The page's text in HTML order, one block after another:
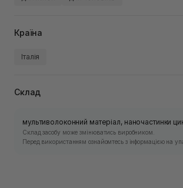
Країна
Італія
Склад
мультиволоконний матеріал, наночастинки
Склад засобу може змінюватись виробником.
Перед використанням ознайомтесь з інформацією на